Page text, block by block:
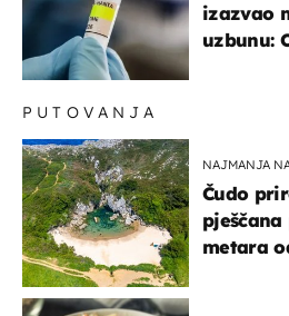
izazvao
uzbunu:
PUTOVANJA
NAJMANJA
Čudo
metara